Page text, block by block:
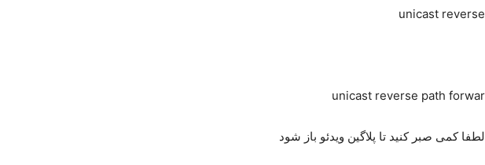
لطفا کمی صبر کنید تا پلاگین ویدئو باز شود